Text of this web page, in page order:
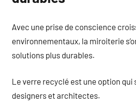
Avec une prise de conscience
environnementaux, la miroiterie
solutions plus durables.
Le verre recyclé est une option qui
designers et architectes.